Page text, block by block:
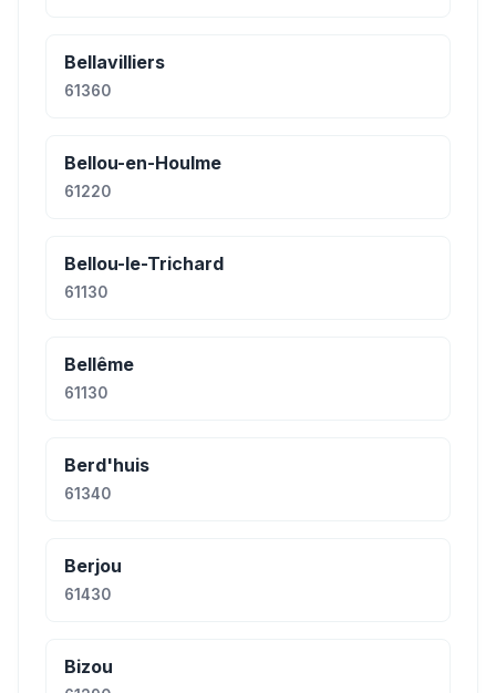
Bellavilliers
61360
Bellou-en-Houlme
61220
Bellou-le-Trichard
61130
Bellême
61130
Berd'huis
61340
Berjou
61430
Bizou